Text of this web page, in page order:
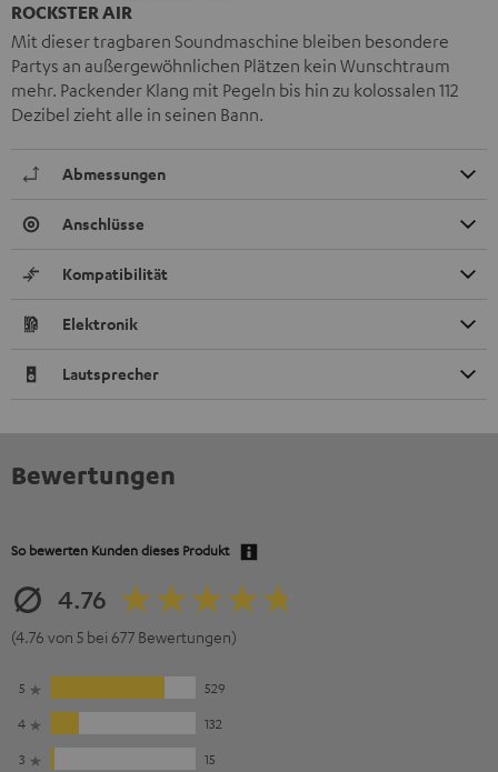
ROCKSTER AIR
Mit dieser tragbaren Soundmaschine bleiben besondere
Partys an außergewöhnlichen Plätzen kein Wunschtraum
mehr. Packender Klang mit Pegeln bis hin zu kolossalen 112
Dezibel zieht alle in seinen Bann.
Abmessungen
Anschlüsse
Kompatibilität
Elektronik
Lautsprecher
Bewertungen
So bewerten Kunden dieses Produkt
4.76
(4.76 von 5 bei 677 Bewertungen)
5
529
4
132
3
15